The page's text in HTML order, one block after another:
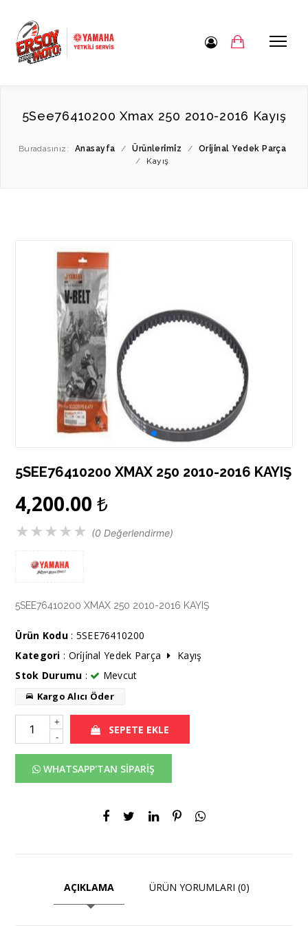
5See76410200 Xmax 250 2010-2016 Kayış
Buradasınız: Anasayfa / Ürünleri̇mi̇z /
Ori̇ji̇nal Yedek Parça
/
Kayış
5SEE76410200 XMAX 250 2010-2016 KAYIŞ
4,200.00₺
★ ★ ★ ★ ★ (0 Değerlendirme)
5SEE76410200 XMAX 250 2010-2016 KAYIŞ
Ürün Kodu: 5SEE76410200
Kategori : Ori̇ji̇nal Yedek Parça
Kayış
Stok Durumu : Mevcut
Kargo Alıcı Öder
+
-
SEPETE EKLE
WHATSAPP'TAN SİPARİŞ
AÇIKLAMA ÜRÜN YORUMLARI (0)